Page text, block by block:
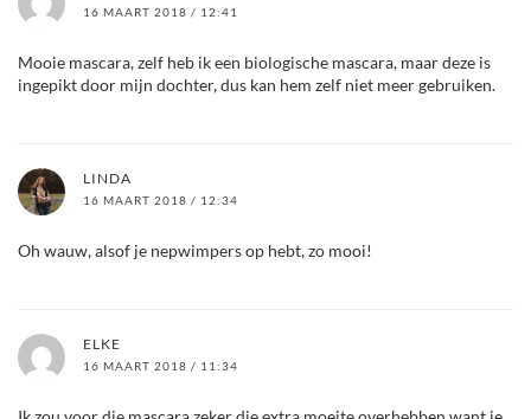
16 MAART 2018 / 12:41
Mooie mascara, zelf heb ik een biologische mascara, maar deze is
ingepikt door mijn dochter, dus kan hem zelf niet meer gebruiken.
LINDA
16 MAART 2018 / 12:34
Oh wauw, alsof je nepwimpers op hebt, zo mooi!
ELKE
16 MAART 2018 / 11:34